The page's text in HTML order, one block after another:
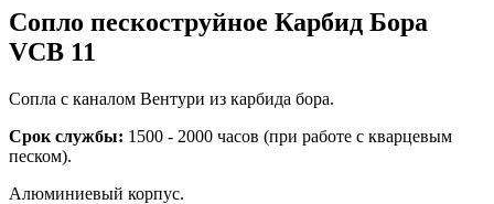
Сопло пескоструйное Карбид Бора
VCB 11
Сопла с каналом Вентури из карбида бора.
Срок службы: 1500 - 2000 часов (при работе с кварцевым
песком).
Алюминиевый корпус.